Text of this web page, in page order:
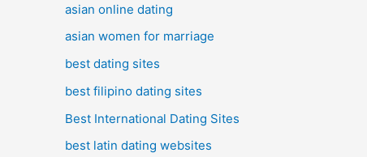
asian online dating
asian women for marriage
best dating sites
best filipino dating sites
Best International Dating Sites
best latin dating websites